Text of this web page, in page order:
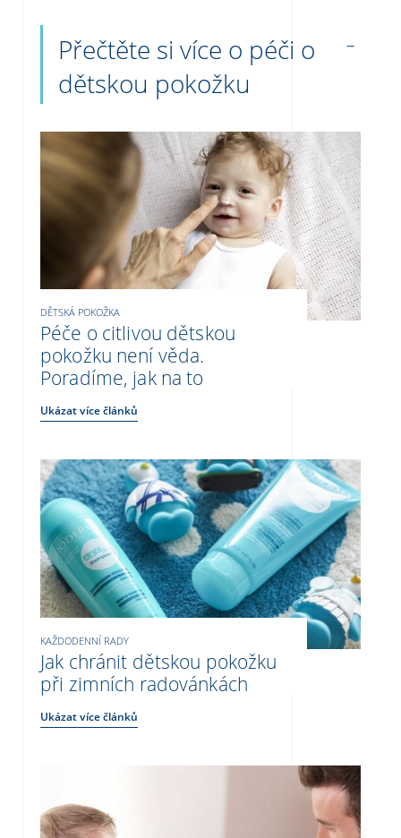
Přečtěte si více o péči o
dětskou pokožku
DĚTSKÁ POKOŽKA
Péče o citlivou dětskou
pokožku není věda.
Poradíme, jak na to
Ukázat více článků
KAŽDODENNÍ RADY
Jak chránit dětskou pokožku
při zimních radovánkách
Ukázat více článků